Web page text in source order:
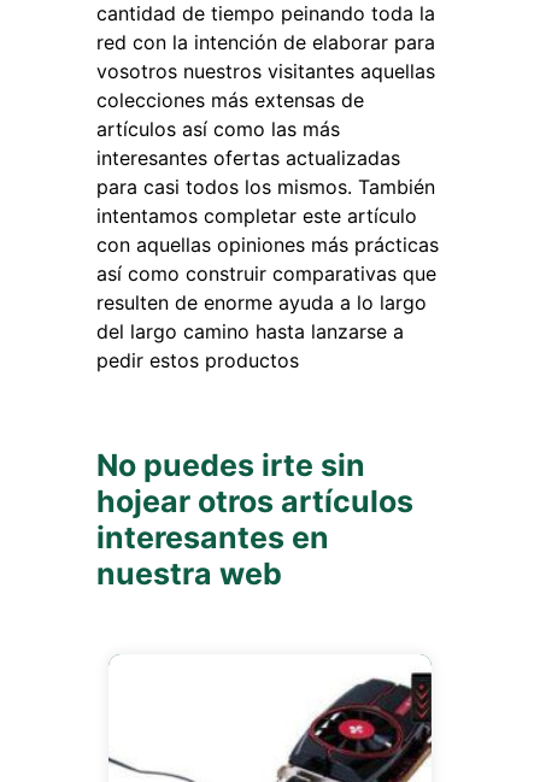
cantidad de tiempo peinando toda la
red con la intención de elaborar para
vosotros nuestros visitantes aquellas
colecciones más extensas de
artículos así como las más
interesantes ofertas actualizadas
para casi todos los mismos. También
intentamos completar este artículo
con aquellas opiniones más prácticas
así como construir comparativas que
resulten de enorme ayuda a lo largo
del largo camino hasta lanzarse a
pedir estos productos
No puedes irte sin
hojear otros artículos
interesantes en
nuestra web